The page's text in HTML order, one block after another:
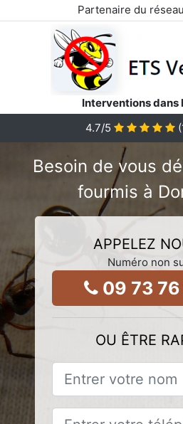
Partenaire du réseau
Interventions dans
4.7/5 (
Besoin de vous
fourmis à
APPELEZ
Numéro non
09 73
OU ÊTRE